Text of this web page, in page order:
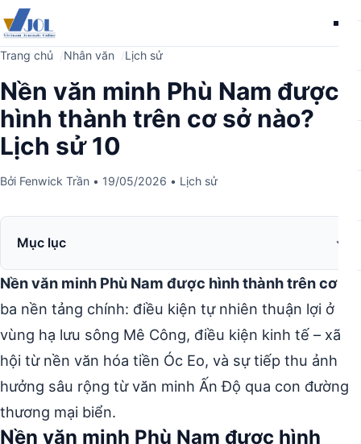
Trang chủ Nhân văn Lịch sử
Nền văn minh Phù Nam được
hình thành trên cơ sở nào?
Lịch sử 10
Bởi Fenwick Trần • 19/05/2026 • Lịch sử
Mục lục
Nền văn minh Phù Nam được hình thành trên cơ sở
ba nền tảng chính: điều kiện tự nhiên thuận lợi ở
vùng hạ lưu sông Mê Công, điều kiện kinh tế – xã
hội từ nền văn hóa tiền Óc Eo, và sự tiếp thu ảnh
hưởng sâu rộng từ văn minh Ấn Độ qua con đường
thương mại biển.
Nền văn minh Phù Nam được hình